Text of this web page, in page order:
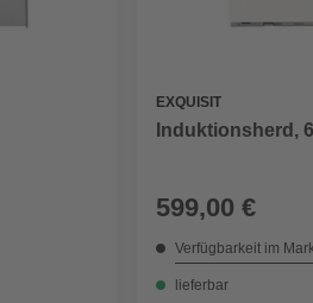
EXQUISIT
Induktionsherd,
599,00 €
Verfügbarkeit im
lieferbar